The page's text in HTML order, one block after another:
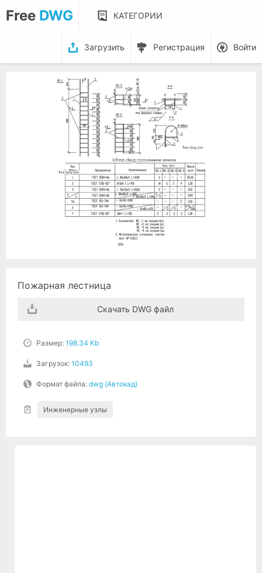
Free DWG КАТЕГОРИИ
Загрузить Регистрация Войти
Пожарная лестница
Скачать DWG файл
Размер: 198.34 Kb
Загрузок: 10493
Формат файла: dwg (Автокад)
Инженерные узлы